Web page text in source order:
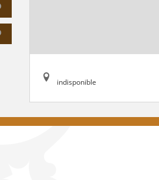
indisponible